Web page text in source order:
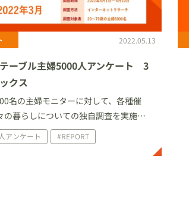
2022.05.13
ーブル主婦5000人アンケート 3
クス
名の主婦モニターに対して、各種催
の暮らしについての独自調査を実施し
。今回は、2022年3月に家庭で実施し
ト・行事について、及びホワイトデー
アンケート #REPORT